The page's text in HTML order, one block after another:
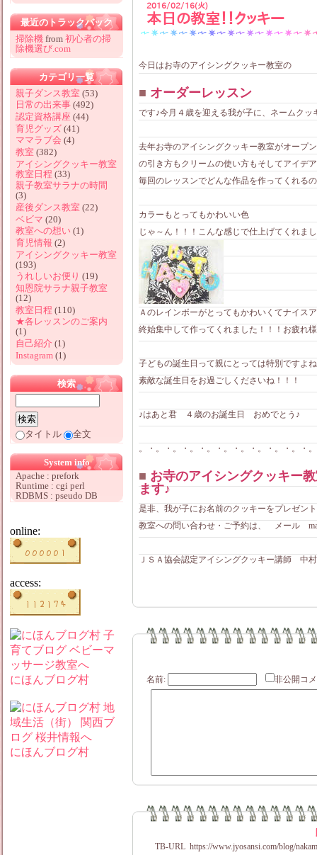
2016/02/16(火)
本日の教室！！クッキー
今日はお寺のアイシングクッキー教室の
■ オーダーレッスン
です♪今月４歳を迎える我が子に、ネームクッ
去年お寺のアイシングクッキー教室がオープ
の引き方もクリームの使い方もそしてアイデ
毎回のレッスンでどんな作品を作ってくれる
カラーもとってもかわいい色
じゃ～ん！！！こんな感じで仕上げてくれま
Ａのレインボーがとってもかわいくてナイス
終始集中して作ってくれました！！！お疲れ
子どもの誕生日って親にとっては特別ですよ
素敵な誕生日をお過ごしくださいね！！！
♪はあと君 ４歳のお誕生日 おめでとう♪
。・。・。・。・。・。・。・。・。・。・
■ お寺のアイシングクッキー
ます♪
是非、我が子にお名前のクッキーをプレゼン
教室への問い合わせ・ご予約は、 メール
ＪＳＡ協会認定アイシングクッキー講師 中
名前: 非公開
TB-URL https://www.jyosansi.com/blog/
最近のトラックバック
掃除機 from 初心者の掃
除機選び.com
カテゴリ一覧
親子ダンス教室 (53)
日常の出来事 (492)
認定資格講座 (44)
育児グッズ (41)
ママラブ会 (4)
教室 (382)
アイシングクッキー教室
教室日程 (33)
親子教室サラナの時間
(3)
産後ダンス教室 (22)
ベビマ (20)
教室への想い (1)
育児情報 (2)
アイシングクッキー教室
(193)
うれしいお便り (19)
知恩院サラナ親子教室
(12)
教室日程 (110)
★各レッスンのご案内
(1)
自己紹介 (1)
Instagram (1)
検索
タイトル 全文
System info
Apache : prefork
Runtime : cgi perl
RDBMS : pseudo DB
online:
access:
にほんブログ村
にほんブログ村